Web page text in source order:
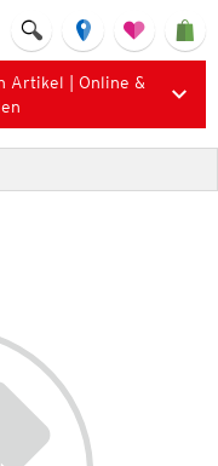
Artikel | Online &